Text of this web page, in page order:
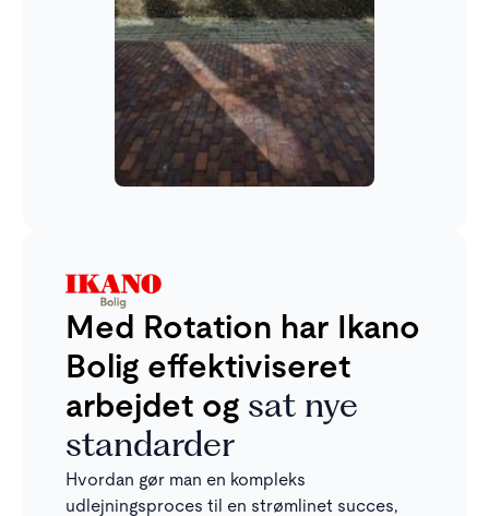
Med Rotation har Ikano
Bolig effektiviseret
arbejdet og sat nye
standarder
Hvordan gør man en kompleks
udlejningsproces til en strømlinet succes,